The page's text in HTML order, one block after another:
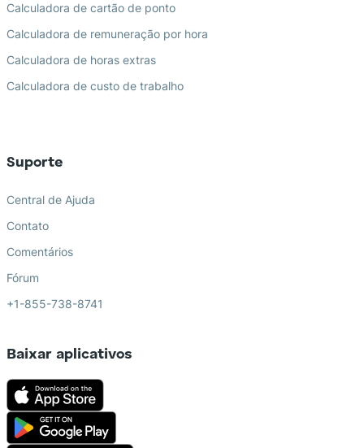
Calculadora de cartão de ponto
Calculadora de remuneração por hora
Calculadora de horas extras
Calculadora de custo de trabalho
Suporte
Central de Ajuda
Contato
Comentários
Fórum
+1-855-738-8741
Baixar aplicativos